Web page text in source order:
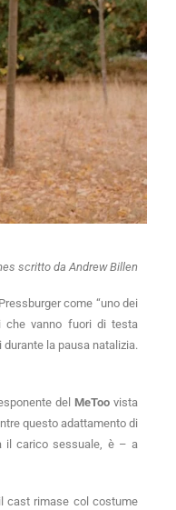
scritto da Andrew Billen
come “uno dei
che vanno fuori di testa
la pausa natalizia.
del MeToo vista
questo adattamento di
il carico sessuale, è – a
cast rimase col costume